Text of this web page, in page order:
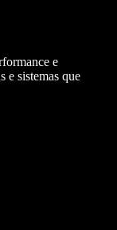
e
e sistemas que